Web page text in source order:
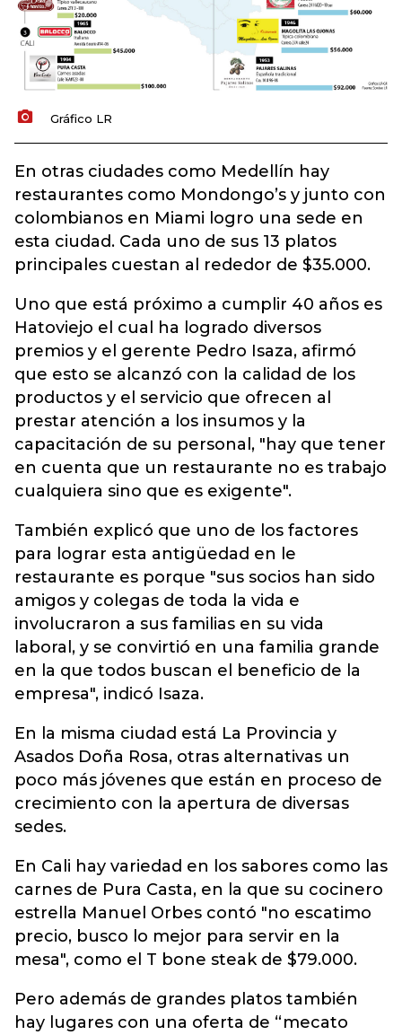
Gráfico LR
En otras ciudades como Medellín hay
restaurantes como Mondongo’s y junto con
colombianos en Miami logro una sede en
esta ciudad. Cada uno de sus 13 platos
principales cuestan al rededor de $35.000.
Uno que está próximo a cumplir 40 años es
Hatoviejo el cual ha logrado diversos
premios y el gerente Pedro Isaza, afirmó
que esto se alcanzó con la calidad de los
productos y el servicio que ofrecen al
prestar atención a los insumos y la
capacitación de su personal, "hay que tener
en cuenta que un restaurante no es trabajo
cualquiera sino que es exigente".
También explicó que uno de los factores
para lograr esta antigüedad en le
restaurante es porque "sus socios han sido
amigos y colegas de toda la vida e
involucraron a sus familias en su vida
laboral, y se convirtió en una familia grande
en la que todos buscan el beneficio de la
empresa", indicó Isaza.
En la misma ciudad está La Provincia y
Asados Doña Rosa, otras alternativas un
poco más jóvenes que están en proceso de
crecimiento con la apertura de diversas
sedes.
En Cali hay variedad en los sabores como las
carnes de Pura Casta, en la que su cocinero
estrella Manuel Orbes contó "no escatimo
precio, busco lo mejor para servir en la
mesa", como el T bone steak de $79.000.
Pero además de grandes platos también
hay lugares con una oferta de “mecato